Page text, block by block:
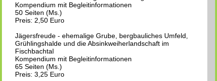
Kompendium mit Begleitinformationen
50 Seiten (Ms.)
Preis: 2,50 Euro
Jägersfreude - ehemalige Grube, bergbauliches Umfeld,
Grühlingshalde und die Absinkweiherlandschaft im
Fischbachtal
Kompendium mit Begleitinformationen
65 Seiten (Ms.)
Preis: 3,25 Euro